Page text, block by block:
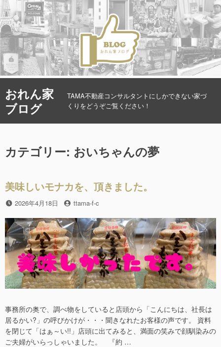
ン
テ
ツ
ス
キ
プ
おれん家
ブログ
TAMA不動産コンサルタントにしかできない家づ
くりをどうぞご覧ください！
カテゴリー: おいちゃんの夢
美味しいモナカを、頂きました。
投
日
2026年4月18日
投
者
ttama-f-c
事務所の奥で、調べ物をしていると店頭から「こんにちは、社長は
居るかい?」の呼びかけが・・・聞きなれたお客様の声です。 資料
を閉じて「はぁ～い!!」店頭に出てみると、満面の笑みで顔馴染みの
ご夫婦がいらっしゃいました。 『約 …